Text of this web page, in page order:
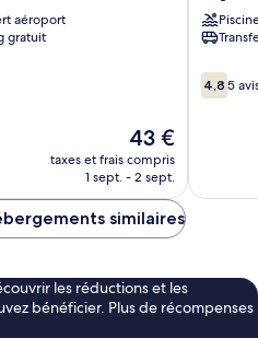
aéroport
gratuit
Le
nouveau
prix
de
43 €
taxes et frais compris
1 sept. - 2 sept.
Zagora
4.8
sur
4,8 5
similaires
les réductions et les
bénéficier. Plus de récompenses